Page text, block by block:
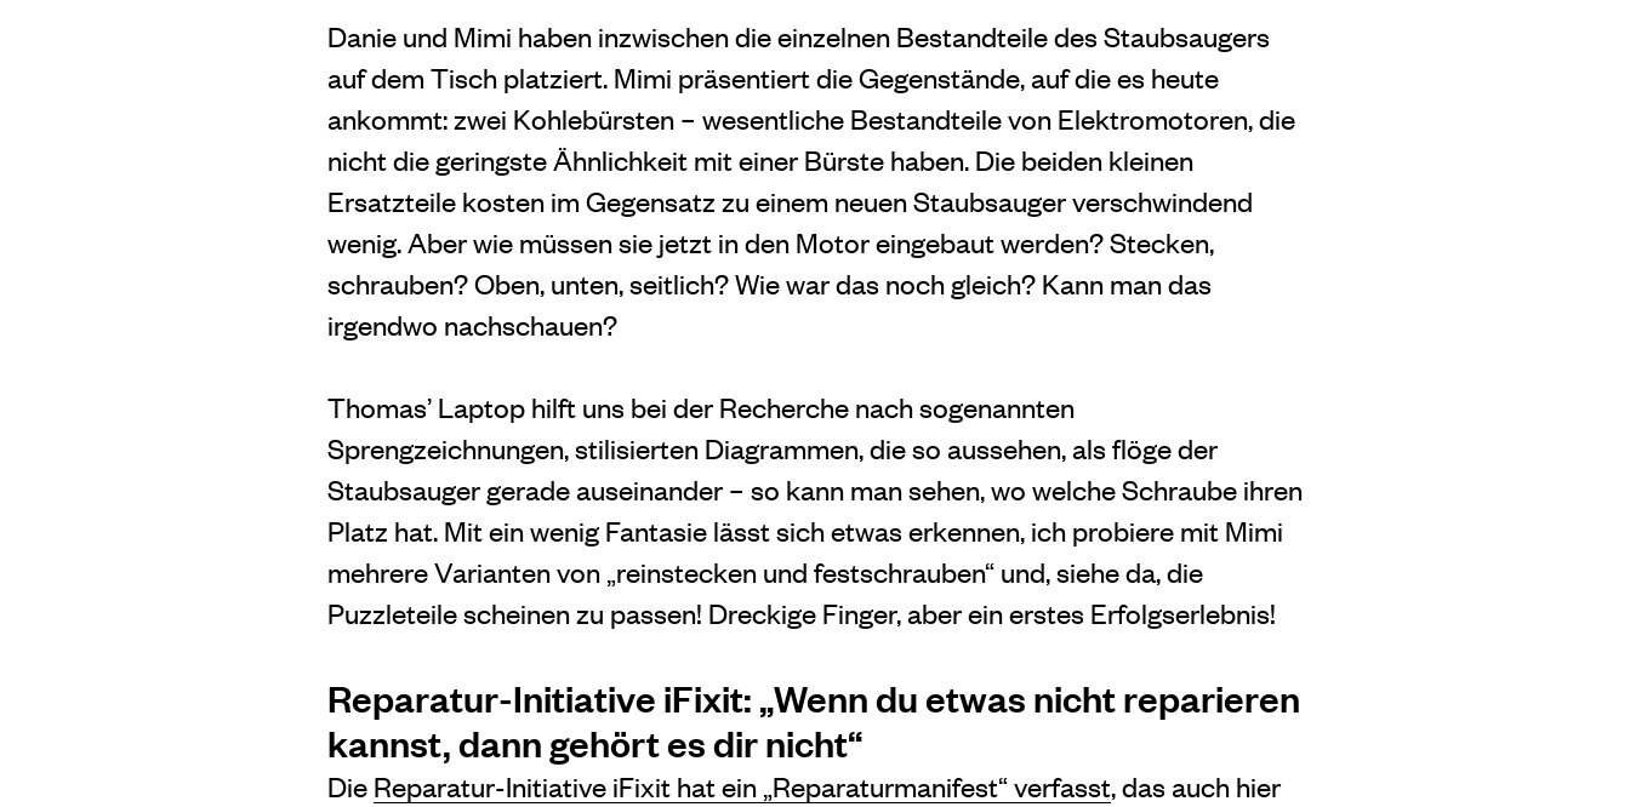
Danie und Mimi haben inzwischen die einzelnen Bestandteile des Staubsaugers
auf dem Tisch platziert. Mimi präsentiert die Gegenstände, auf die es heute
ankommt: zwei Kohlebürsten – wesentliche Bestandteile von Elektromotoren, die
nicht die geringste Ähnlichkeit mit einer Bürste haben. Die beiden kleinen
Ersatzteile kosten im Gegensatz zu einem neuen Staubsauger verschwindend
wenig. Aber wie müssen sie jetzt in den Motor eingebaut werden? Stecken,
schrauben? Oben, unten, seitlich? Wie war das noch gleich? Kann man das
irgendwo nachschauen?
Thomas’ Laptop hilft uns bei der Recherche nach sogenannten
Sprengzeichnungen, stilisierten Diagrammen, die so aussehen, als flöge der
Staubsauger gerade auseinander – so kann man sehen, wo welche Schraube ihren
Platz hat. Mit ein wenig Fantasie lässt sich etwas erkennen, ich probiere mit Mimi
mehrere Varianten von „reinstecken und festschrauben“ und, siehe da, die
Puzzleteile scheinen zu passen! Dreckige Finger, aber ein erstes Erfolgserlebnis!
Reparatur-Initiative iFixit: „Wenn du etwas nicht reparieren
kannst, dann gehört es dir nicht“
Die Reparatur-Initiative iFixit hat ein „Reparaturmanifest“ verfasst, das auch hier